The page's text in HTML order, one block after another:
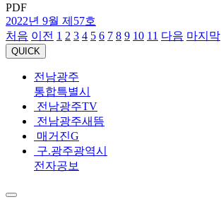
PDF
2022년 9월 제57호
처음 이전 1 2 3 4 5 6 7 8 9 10 11 다음 마지막
QUICK
전남광주
통합특별시
전남광주TV
전남광주새뜸
매거진G
구.광주광역시
전자공보